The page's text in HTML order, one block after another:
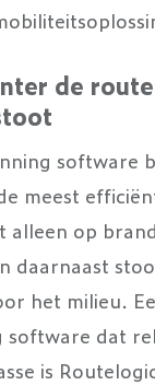
de
software
meest
alleen op
daarnaast
het milieu.
software dat
is